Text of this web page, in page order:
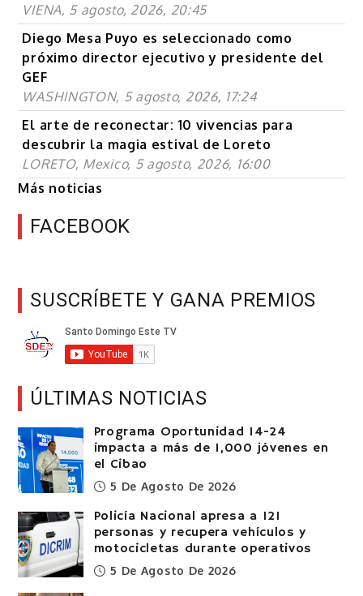
VIENA, 5 agosto, 2026, 20:45
Diego Mesa Puyo es seleccionado como
próximo director ejecutivo y presidente del
GEF
WASHINGTON, 5 agosto, 2026, 17:24
El arte de reconectar: 10 vivencias para
descubrir la magia estival de Loreto
LORETO, Mexico, 5 agosto, 2026, 16:00
Más noticias
FACEBOOK
SUSCRÍBETE Y GANA PREMIOS
ÚLTIMAS NOTICIAS
Programa Oportunidad 14-24
impacta a más de 1,000 jóvenes en
el Cibao
5 De Agosto De 2026
Policía Nacional apresa a 121
personas y recupera vehículos y
motocicletas durante operativos
5 De Agosto De 2026